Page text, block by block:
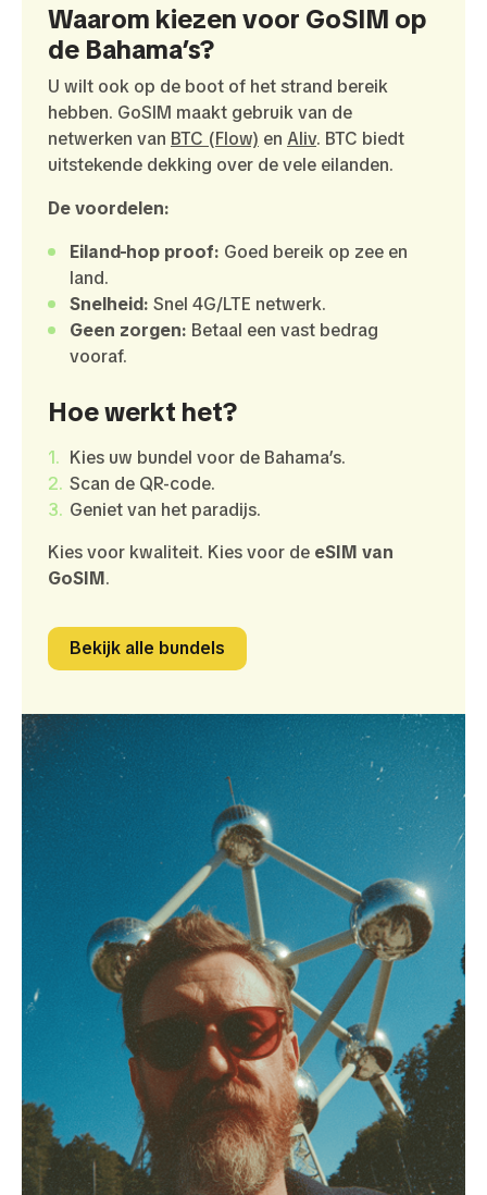
Waarom kiezen voor GoSIM op
de Bahama’s?
U wilt ook op de boot of het strand bereik
hebben. GoSIM maakt gebruik van de
netwerken van BTC (Flow) en Aliv. BTC biedt
uitstekende dekking over de vele eilanden.
De voordelen:
Eiland-hop proof: Goed bereik op zee en
land.
Snelheid: Snel 4G/LTE netwerk.
Geen zorgen: Betaal een vast bedrag
vooraf.
Hoe werkt het?
Kies uw bundel voor de Bahama’s.
Scan de QR-code.
Geniet van het paradijs.
Kies voor kwaliteit. Kies voor de eSIM van
GoSIM.
Bekijk alle bundels